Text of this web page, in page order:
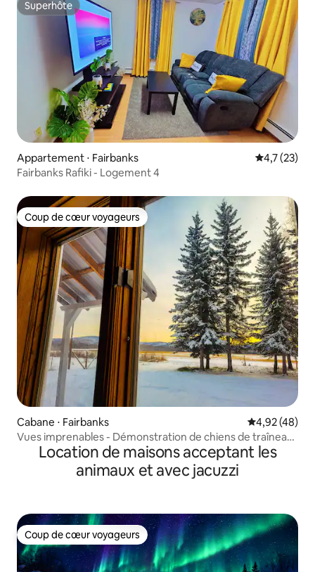
Superhôte
Superhôte
Appartement ⋅ Fairbanks Évaluation
4,7 (23)
Fairbanks Rafiki - Logement 4
Coup de cœur voyageurs
Coup de cœur voyageurs
Cabane ⋅ Fairbanks Évaluation
4,92 (48)
Vues imprenables - Démonstration de chiens de traîneau
sur place - Aurores boréales !
Location de maisons acceptant les
animaux et avec jacuzzi
Coup de cœur voyageurs
Coup de cœur voyageurs